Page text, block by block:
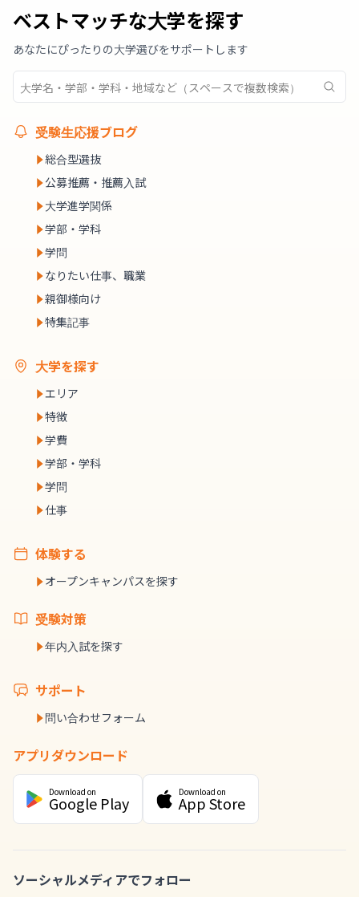
ベストマッチな大学を探す
あなたにぴったりの大学選びをサポートします
受験生応援ブログ
総合型選抜
公募推薦・推薦入試
大学進学関係
学部・学科
学問
なりたい仕事、職業
親御様向け
特集記事
大学を探す
エリア
特徴
学費
学部・学科
学問
仕事
体験する
オープンキャンパスを探す
受験対策
年内入試を探す
サポート
問い合わせフォーム
アプリダウンロード
Download on
Google Play
Download on
App Store
ソーシャルメディアでフォロー